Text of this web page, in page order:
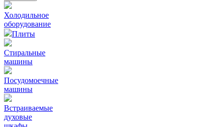
Холодильное
оборудование
Плиты
Стиральные
машины
Посудомоечные
машины
Встраиваемые
духовые